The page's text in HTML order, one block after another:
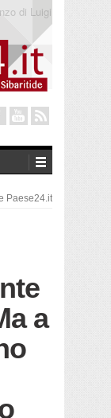
in mare
Paese24.it
a